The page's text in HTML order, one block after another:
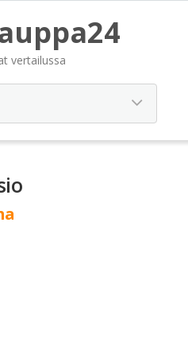
vertailussa